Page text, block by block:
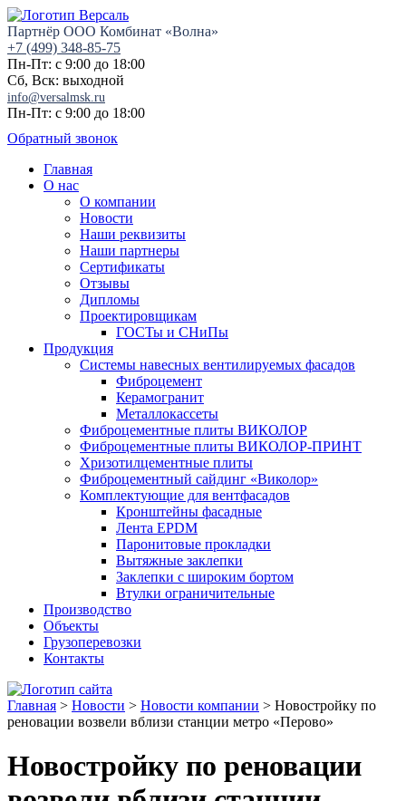
Партнёр ООО Комбинат «Волна»
+7 (499) 348-85-75
Пн-Пт: с 9:00 до 18:00
Сб, Вск: выходной
info@versalmsk.ru
Пн-Пт: с 9:00 до 18:00
Обратный звонок
Главная
О нас
О компании
Новости
Наши реквизиты
Наши партнеры
Сертификаты
Отзывы
Дипломы
Проектировщикам
ГОСТы и СНиПы
Продукция
Системы навесных вентилируемых фасадов
Фиброцемент
Керамогранит
Металлокассеты
Фиброцементные плиты ВИКОЛОР
Фиброцементные плиты ВИКОЛОР-ПРИНТ
Хризотилцементные плиты
Фиброцементный сайдинг «Виколор»
Комплектующие для вентфасадов
Кронштейны фасадные
Лента EPDM
Паронитовые прокладки
Вытяжные заклепки
Заклепки с широким бортом
Втулки ограничительные
Производство
Объекты
Грузоперевозки
Контакты
Главная > Новости > Новости компании > Новостройку по
реновации возвели вблизи станции метро «Перово»
Новостройку по реновации